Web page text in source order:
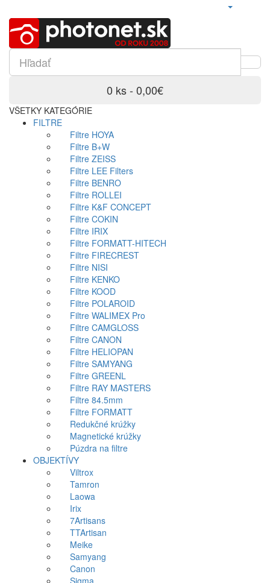
0 ks - 0,00€
VŠETKY KATEGÓRIE
FILTRE
Filtre HOYA
Filtre B+W
Filtre ZEISS
Filtre LEE Filters
Filtre BENRO
Filtre ROLLEI
Filtre K&F CONCEPT
Filtre COKIN
Filtre IRIX
Filtre FORMATT-HITECH
Filtre FIRECREST
Filtre NISI
Filtre KENKO
Filtre KOOD
Filtre POLAROID
Filtre WALIMEX Pro
Filtre CAMGLOSS
Filtre CANON
Filtre HELIOPAN
Filtre SAMYANG
Filtre GREENL
Filtre RAY MASTERS
Filtre 84.5mm
Filtre FORMATT
Redukčné krúžky
Magnetické krúžky
Púzdra na filtre
OBJEKTÍVY
Viltrox
Tamron
Laowa
Irix
7Artisans
TTArtisan
Meike
Samyang
Canon
Sigma